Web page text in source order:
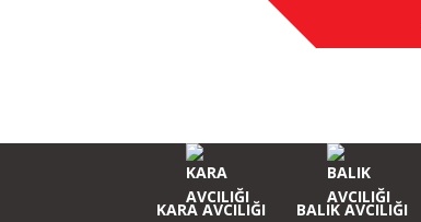
KARA AVCILIĞI BALIK AVCILIĞI